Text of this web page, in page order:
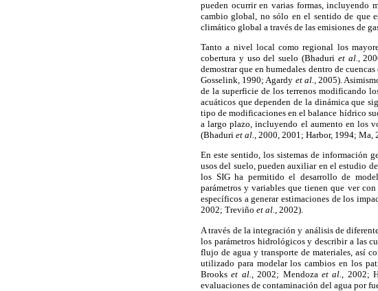
pueden ocurrir en varias formas, incluyendo
cambio global, no sólo en el sentido de que
climático global a través de las emisiones de
Tanto a nivel local como regional los
cobertura y uso del suelo (Bhaduri et al.,
demostrar que en humedales dentro de
Gosselink, 1990; Agardy et al., 2005).
de la superficie de los terrenos modificando
acuáticos que dependen de la dinámica que
tipo de modificaciones en el balance hídrico
a largo plazo, incluyendo el aumento en los
(Bhaduri et al., 2000, 2001; Harbor, 1994; Ma,
En este sentido, los sistemas de información
usos del suelo, pueden auxiliar en el estudio
los SIG ha permitido el desarrollo de
parámetros y variables que tienen que ver
específicos a generar estimaciones de los
2002; Treviño et al., 2002).
A través de la integración y análisis de
los parámetros hidrológicos y describir a las
flujo de agua y transporte de materiales, así
utilizado para modelar los cambios en los
Brookset al. , 2002; Mendoza et al. , 2002;
evaluaciones de contaminación del agua por